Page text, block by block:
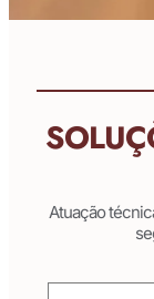
Atuação